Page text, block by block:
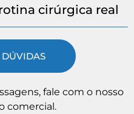
cirúrgica real
DÚVIDAS
fale com o nosso
comercial.